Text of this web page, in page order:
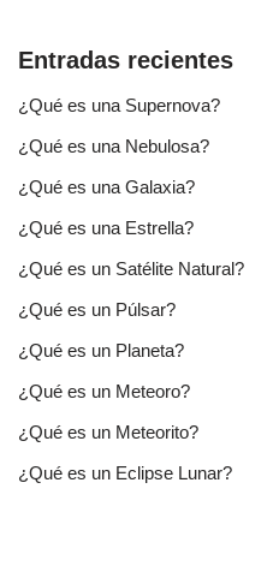
Entradas recientes
¿Qué es una Supernova?
¿Qué es una Nebulosa?
¿Qué es una Galaxia?
¿Qué es una Estrella?
¿Qué es un Satélite Natural?
¿Qué es un Púlsar?
¿Qué es un Planeta?
¿Qué es un Meteoro?
¿Qué es un Meteorito?
¿Qué es un Eclipse Lunar?